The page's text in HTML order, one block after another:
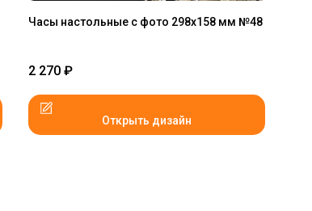
Часы настольные с фото 298х158 мм №48
2 270 ₽
Открыть дизайн